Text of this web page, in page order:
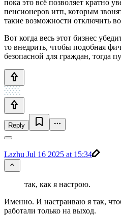
пока это всё позволяет кратно
пенсионеров итп, которым
такие возможности отключить
Вот когда весь этот бизнес
то внедрить, чтобы подобная
безопасной для граждан, тогда
Reply
Lazhu Jul 16 2025 at 15:34
так, как я настрою.
Именно. И настраиваю я так,
работали только на выход.